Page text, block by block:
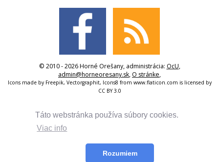
Táto webstránka používa súbory cookies.
Viac info
Rozumiem
© 2010 - 2026 Horné Orešany, administrácia: OcU,
admin@horneoresany.sk, O stránke,
Icons made by Freepik, Vectorgraphit, Icons8 from www.flaticon.com is licensed by
CC BY 3.0